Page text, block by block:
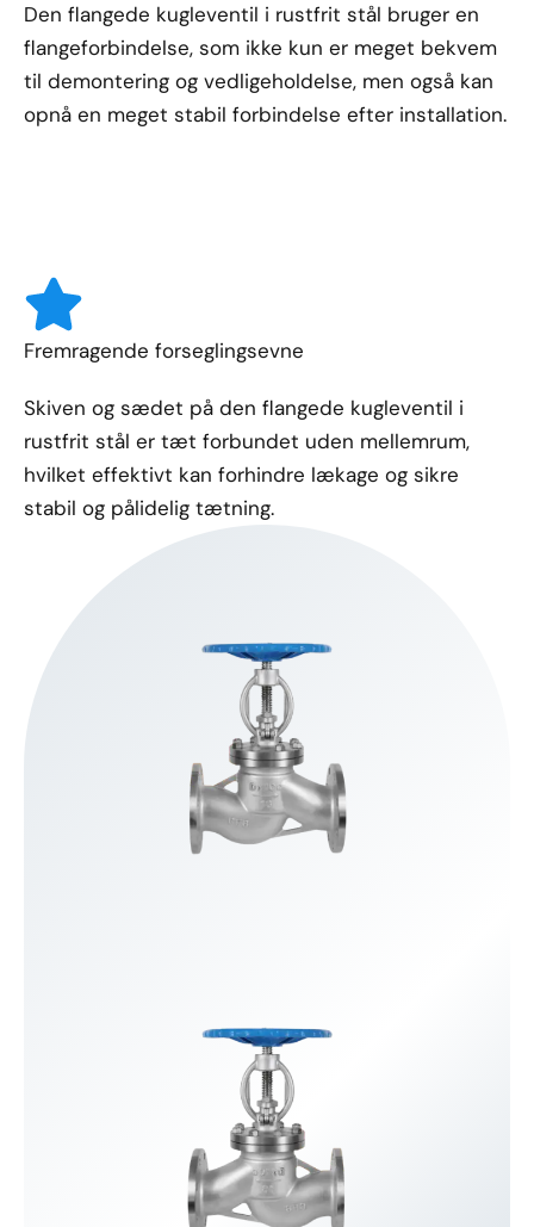
Den flangede kugleventil i rustfrit stål bruger en
flangeforbindelse, som ikke kun er meget bekvem
til demontering og vedligeholdelse, men også kan
opnå en meget stabil forbindelse efter installation.
Fremragende forseglingsevne
Skiven og sædet på den flangede kugleventil i
rustfrit stål er tæt forbundet uden mellemrum,
hvilket effektivt kan forhindre lækage og sikre
stabil og pålidelig tætning.